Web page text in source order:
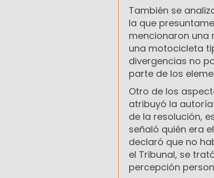
También se
la que
mencionaron una
una motocicleta
divergencias no
parte de los
Otro de los
atribuyó la
de la resolución,
señaló quién era
declaró que no
el Tribunal, se
percepción